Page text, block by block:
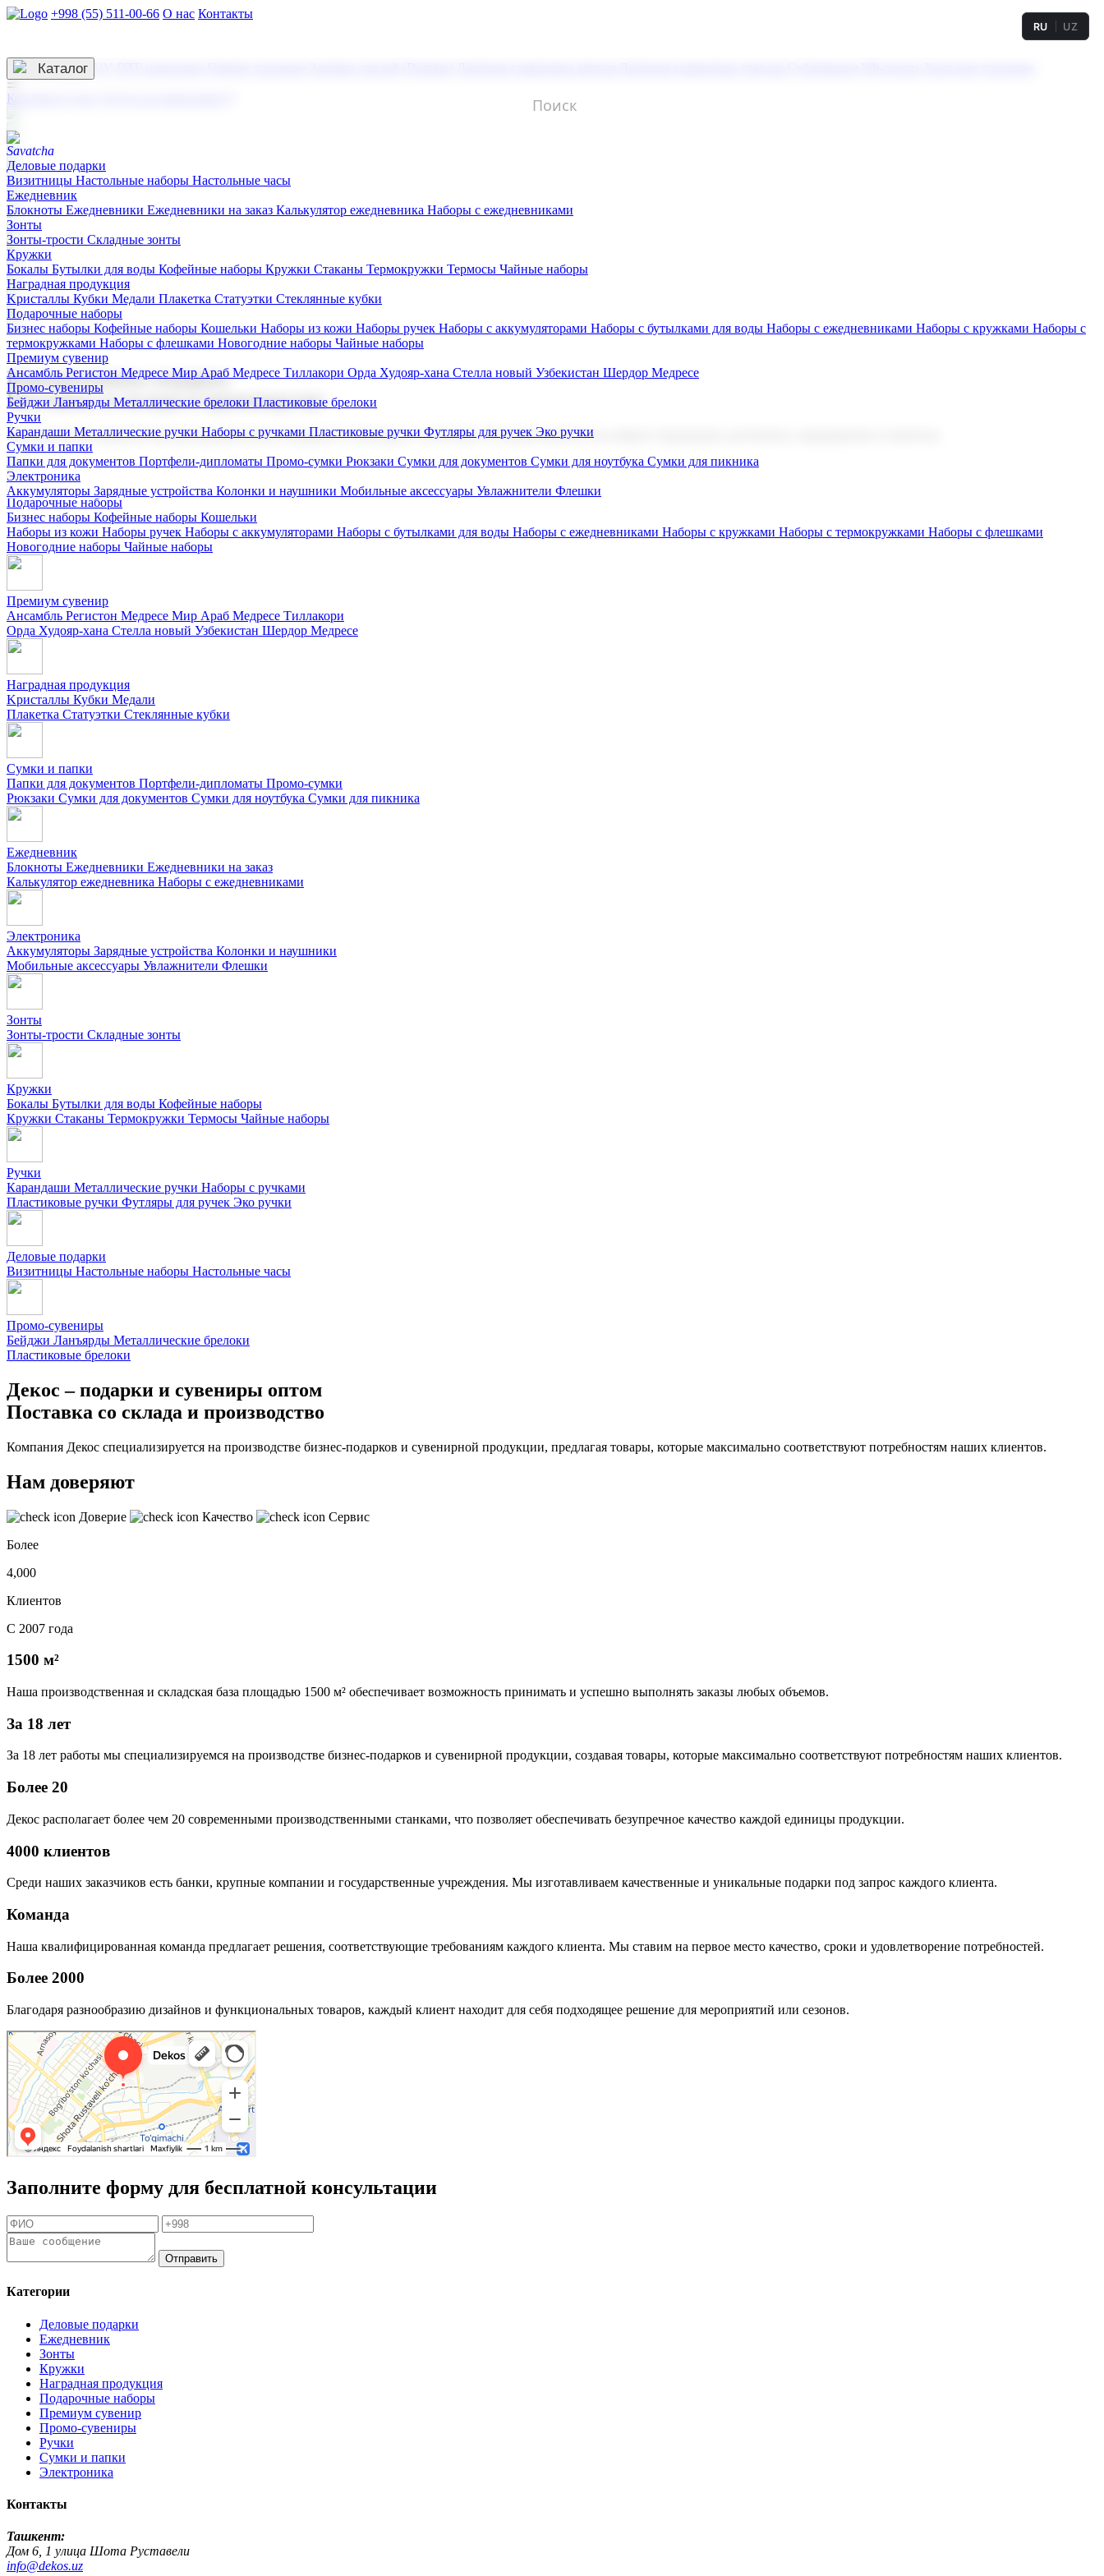
+998 (55) 511-00-66 О нас Контакты
3D гравировка
RU UZ
☰
Контакты
Каталог
Деловые подарки
Визитницы Настольные наборы Настольные часы
Ежедневник
Блокноты Ежедневники Ежедневники на заказ Калькулятор ежедневника Наборы с ежедневниками
Зонты
Зонты-трости Складные зонты
Кружки
Бокалы Бутылки для воды Кофейные наборы Кружки Стаканы Термокружки Термосы Чайные наборы
Наградная продукция
Kристаллы Кубки Медали Плакетка Статуэтки Стеклянные кубки
Подарочные наборы
Бизнес наборы Кофейные наборы Кошельки Наборы из кожи Наборы ручек Наборы с аккумуляторами Наборы с бутылками для воды Наборы с ежедневниками Наборы с кружками Наборы с
термокружками Наборы с флешками Новогодние наборы Чайные наборы
Премиум сувенир
Ансамбль Регистон Медресе Мир Араб Медресе Тиллакори Орда Худояр-хана Стелла новый Узбекистан Шердор Медресе
Промо-сувениры
Бейджи Ланъярды Металлические брелоки Пластиковые брелоки
Ручки
Карандаши Металлические ручки Наборы с ручками Пластиковые ручки Футляры для ручек Эко ручки
Сумки и папки
Папки для документов Портфели-дипломаты Промо-сумки Рюкзаки Сумки для документов Сумки для ноутбука Сумки для пикника
Электроника
Аккумуляторы Зарядные устройства Колонки и наушники Мобильные аксессуары Увлажнители Флешки
Корпоративные подарки
Поставка со склада и производство
Мы предлагаем широкий выбор корпоративных подарков и сувениров с логотипом. В нашем каталоге вы найдете продукцию для бизнеса, мероприятия и клиентов.
Подарочные наборы
Бизнес наборы Кофейные наборы Кошельки
Наборы из кожи Наборы ручек Наборы с аккумуляторами Наборы с бутылками для воды Наборы с ежедневниками Наборы с кружками Наборы с термокружками Наборы с флешками
Новогодние наборы Чайные наборы
Премиум сувенир
Ансамбль Регистон Медресе Мир Араб Медресе Тиллакори
Орда Худояр-хана Стелла новый Узбекистан Шердор Медресе
Наградная продукция
Kристаллы Кубки Медали
Плакетка Статуэтки Стеклянные кубки
Сумки и папки
Папки для документов Портфели-дипломаты Промо-сумки
Рюкзаки Сумки для документов Сумки для ноутбука Сумки для пикника
Ежедневник
Блокноты Ежедневники Ежедневники на заказ
Калькулятор ежедневника Наборы с ежедневниками
Электроника
Аккумуляторы Зарядные устройства Колонки и наушники
Мобильные аксессуары Увлажнители Флешки
Зонты
Зонты-трости Складные зонты
Кружки
Бокалы Бутылки для воды Кофейные наборы
Кружки Стаканы Термокружки Термосы Чайные наборы
Ручки
Карандаши Металлические ручки Наборы с ручками
Пластиковые ручки Футляры для ручек Эко ручки
Деловые подарки
Визитницы Настольные наборы Настольные часы
Промо-сувениры
Бейджи Ланъярды Металлические брелоки
Пластиковые брелоки
Декос – подарки и сувениры оптом
Поставка со склада и производство
Компания Декос специализируется на производстве бизнес-подарков и сувенирной продукции, предлагая товары, которые максимально соответствуют потребностям наших клиентов.
Нам доверяют
Доверие Качество
Сервис
Более
4,000
Клиентов
С 2007 года
1500 м²
Наша производственная и складская база площадью 1500 м² обеспечивает возможность принимать и успешно выполнять заказы любых объемов.
За 18 лет
За 18 лет работы мы специализируемся на производстве бизнес-подарков и сувенирной продукции, создавая товары, которые максимально соответствуют потребностям наших клиентов.
Более 20
Декос располагает более чем 20 современными производственными станками, что позволяет обеспечивать безупречное качество каждой единицы продукции.
4000 клиентов
Среди наших заказчиков есть банки, крупные компании и государственные учреждения. Мы изготавливаем качественные и уникальные подарки под запрос каждого клиента.
Команда
Наша квалифицированная команда предлагает решения, соответствующие требованиям каждого клиента. Мы ставим на первое место качество, сроки и удовлетворение потребностей.
Более 2000
Благодаря разнообразию дизайнов и функциональных товаров, каждый клиент находит для себя подходящее решение для мероприятий или сезонов.
Заполните форму для бесплатной консультации
Отправить
Категории
Деловые подарки
Ежедневник
Зонты
Кружки
Наградная продукция
Подарочные наборы
Премиум сувенир
Промо-сувениры
Ручки
Сумки и папки
Электроника
Контакты
Ташкент:
Дом 6, 1 улица Шота Руставели
info@dekos.uz